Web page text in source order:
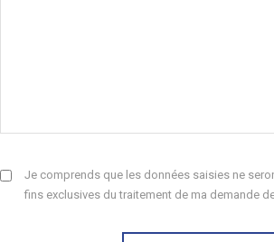
Je comprends que les données saisies ne
fins exclusives du traitement de ma demande